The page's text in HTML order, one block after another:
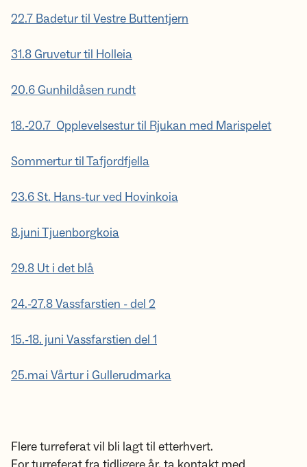
22.7 Badetur til Vestre Buttentjern
31.8 Gruvetur til Holleia
20.6 Gunhildåsen rundt
18.-20.7 Opplevelsestur til Rjukan med Marispelet
Sommertur til Tafjordfjella
23.6 St. Hans-tur ved Hovinkoia
8.juni Tjuenborgkoia
29.8 Ut i det blå
24.-27.8 Vassfarstien - del 2
15.-18. juni Vassfarstien del 1
25.mai Vårtur i Gullerudmarka
Flere turreferat vil bli lagt til etterhvert.